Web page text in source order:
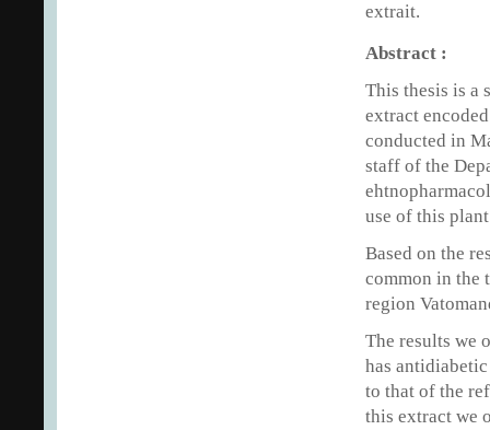
extrait.
Abstract :
This thesis is a
extract
conducted in
staff of the
use of this
Based on the
common in the
region
The results we
has
to that of the
this extract we